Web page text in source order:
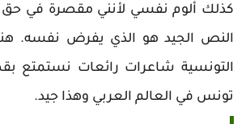
كذلك ألوم نفسي لأنني مقصرة في
النص الجيد هو الذي يفرض نفسه.
التونسية شاعرات رائعات نستمتع
تونس في العالم العربي وهذا جيد.